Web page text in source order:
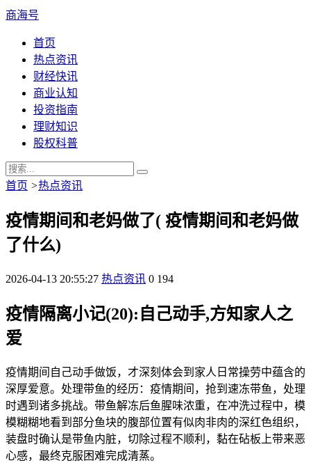
商海号
首页
热点资讯
财经快讯
商业认知
投资指南
理财知识
股权科普
首页 >热点资讯
疫情期间和老妈做了( 疫情期间和老妈做
了什么)
2026-04-13 20:55:27 热点资讯 0 194
疫情隔离小记(20):自己动手,方知家人之
爱
疫情期间自己动手做饭，才深刻体会到家人日常操劳中蕴含的
深厚爱意。处理带鱼的经历：疫情期间，抢到速冻带鱼，处理
时遇到诸多挑战。带鱼解冻后鱼腥味浓重，在冲洗过程中，模
模糊糊地看到部分鱼块的腹部位置有似肉非肉的深红色组织，
装盘时确认是带鱼内脏，切除过程不顺利，黏在砧板上带来恶
心感，最终克服困难完成清蒸。